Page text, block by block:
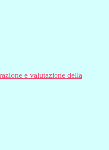
e valutazione della